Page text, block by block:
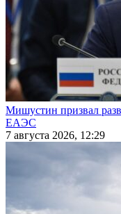
Мишустин призвал
ЕАЭС
7 августа 2026, 12:29